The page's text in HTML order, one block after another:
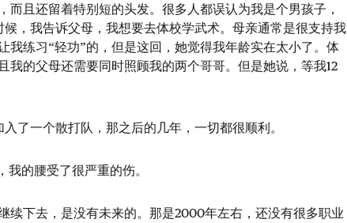
而且还留着特别短的头发。很多人都误认为我是个男孩子，
，我告诉父母，我想要去体校学武术。母亲通常是很支持我
我练习“轻功”的，但是这回，她觉得我年龄实在太小了。体
我的父母还需要同时照顾我的两个哥哥。但是她说，等我12
了一个散打队，那之后的几年，一切都很顺利。
的腰受了很严重的伤。
续下去，是没有未来的。那是2000年左右，还没有很多职业